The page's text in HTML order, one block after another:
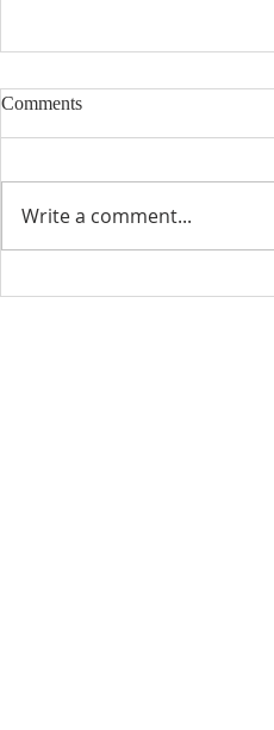
Comments
Write a comment...